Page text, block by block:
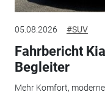
05.08.2026 #SUV
Fahrbericht
Begleiter
Mehr Komfort,